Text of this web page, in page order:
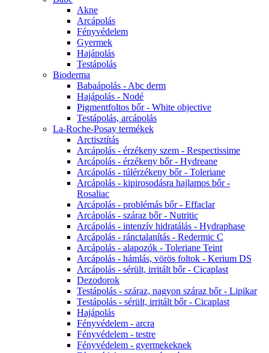
Akne
Arcápolás
Fényvédelem
Gyermek
Hajápolás
Testápolás
Bioderma
Babaápolás - Abc derm
Hajápolás - Nodé
Pigmentfoltos bőr - White objective
Testápolás, arcápolás
La-Roche-Posay termékek
Arctisztítás
Arcápolás - érzékeny szem - Respectissime
Arcápolás - érzékeny bőr - Hydreane
Arcápolás - túlérzékeny bőr - Toleriane
Arcápolás - kipirosodásra hajlamos bőr -
Rosaliac
Arcápolás - problémás bőr - Effaclar
Arcápolás - száraz bőr - Nutritic
Arcápolás - intenzív hidratálás - Hydraphase
Arcápolás - ránctalanítás - Redermic C
Arcápolás - alapozók - Toleriane Teint
Arcápolás - hámlás, vörös foltok - Kerium DS
Arcápolás - sérült, irritált bőr - Cicaplast
Dezodorok
Testápolás - száraz, nagyon száraz bőr - Lipikar
Testápolás - sérült, irritált bőr - Cicaplast
Hajápolás
Fényvédelem - arcra
Fényvédelem - testre
Fényvédelem - gyermekeknek